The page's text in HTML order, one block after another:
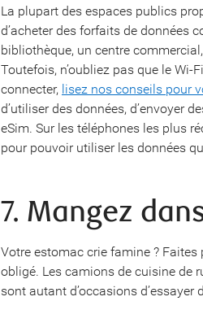
La plupart des espaces publics
d’acheter des forfaits de données
bibliothèque, un centre
Toutefois, n’oubliez pas que le
connecter, lisez nos conseils pour
d’utiliser des données, d’envoyer
eSim. Sur les téléphones les plus
pour pouvoir utiliser les données
7. Mangez
Votre estomac crie famine ? Faites
obligé. Les camions de cuisine de
sont autant d’occasions